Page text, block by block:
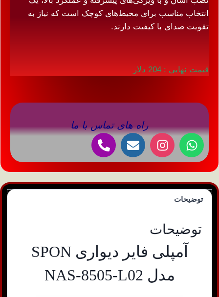
انتخاب مناسب برای محیط‌های کوچک است که نیاز به
تقویت صدای با کیفیت دارند.
قیمت نهایی : 204 دلار
راه های تماس با ما
توضیحات
توضیحات
آمپلی فایر دیواری SPON
مدل NAS-8505-L02